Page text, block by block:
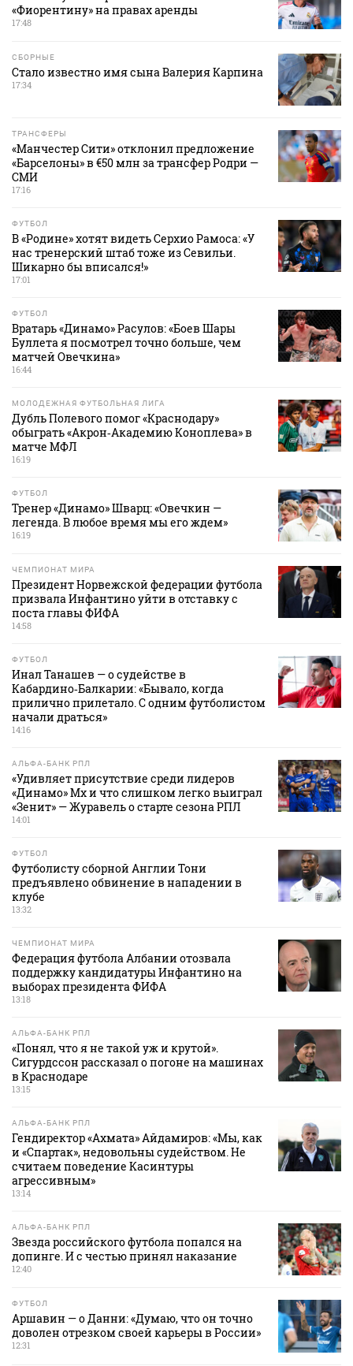
«Фиорентину» на правах аренды
17:48
СБОРНЫЕ
Стало известно имя сына Валерия Карпина
17:34
ТРАНСФЕРЫ
«Манчестер Сити» отклонил предложение
«Барселоны» в €50 млн за трансфер Родри —
СМИ
17:16
ФУТБОЛ
В «Родине» хотят видеть Серхио Рамоса: «У
нас тренерский штаб тоже из Севильи.
Шикарно бы вписался!»
17:01
ФУТБОЛ
Вратарь «Динамо» Расулов: «Боев Шары
Буллета я посмотрел точно больше, чем
матчей Овечкина»
16:44
МОЛОДЕЖНАЯ ФУТБОЛЬНАЯ ЛИГА
Дубль Полевого помог «Краснодару»
обыграть «Акрон‑Академию Коноплева» в
матче МФЛ
16:19
ФУТБОЛ
Тренер «Динамо» Шварц: «Овечкин —
легенда. В любое время мы его ждем»
16:19
ЧЕМПИОНАТ МИРА
Президент Норвежской федерации футбола
призвала Инфантино уйти в отставку с
поста главы ФИФА
14:58
ФУТБОЛ
Инал Танашев — о судействе в
Кабардино‑Балкарии: «Бывало, когда
прилично прилетало. С одним футболистом
начали драться»
14:16
АЛЬФА-БАНК РПЛ
«Удивляет присутствие среди лидеров
«Динамо» Мх и что слишком легко выиграл
«Зенит» — Журавель о старте сезона РПЛ
14:01
ФУТБОЛ
Футболисту сборной Англии Тони
предъявлено обвинение в нападении в
клубе
13:32
ЧЕМПИОНАТ МИРА
Федерация футбола Албании отозвала
поддержку кандидатуры Инфантино на
выборах президента ФИФА
13:18
АЛЬФА-БАНК РПЛ
«Понял, что я не такой уж и крутой».
Сигурдссон рассказал о погоне на машинах
в Краснодаре
13:15
АЛЬФА-БАНК РПЛ
Гендиректор «Ахмата» Айдамиров: «Мы, как
и «Спартак», недовольны судейством. Не
считаем поведение Касинтуры
агрессивным»
13:14
АЛЬФА-БАНК РПЛ
Звезда российского футбола попался на
допинге. И с честью принял наказание
12:40
ФУТБОЛ
Аршавин — о Данни: «Думаю, что он точно
доволен отрезком своей карьеры в России»
12:31